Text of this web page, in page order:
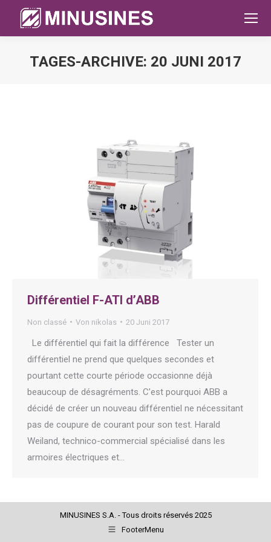
TAGES-ARCHIVE: 20 JUNI 2017
Différentiel F-ATI d’ABB
Non classé Von nikolas 20 Juni 2017
Le différentiel qui fait la différence Tester un
différentiel ne prend que quelques secondes et
pourtant cette courte période occasionne déjà
beaucoup de désagréments. C’est pourquoi ABB a
décidé de créer un nouveau différentiel ne nécessitant
pas de coupure de courant pour son test. Harald
Weiland, technico-commercial spécialisé dans les
armoires électriques et…
MINUSINES S.A. - Tous droits réservés 2025
FooterMenu